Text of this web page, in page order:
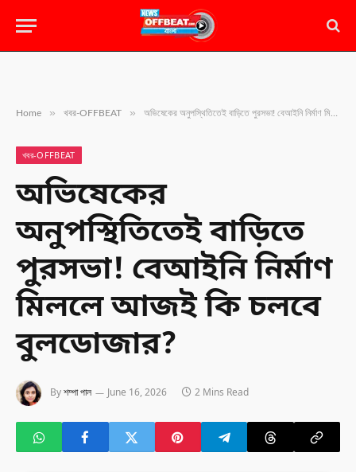
Home » খবর-OFFBEAT » অভিষেকের অনুপস্থিতিতেই বাড়িতে পুরসভা! বেআইনি নির্মাণ মিললে আজই কি চলবে বুলডোজার?
খবর-OFFBEAT
অভিষেকের
অনুপস্থিতিতেই বাড়িতে
পুরসভা! বেআইনি নির্মাণ
মিললে আজই কি চলবে
বুলডোজার?
Byশম্পা পাল June 16, 2026 2 Mins Read